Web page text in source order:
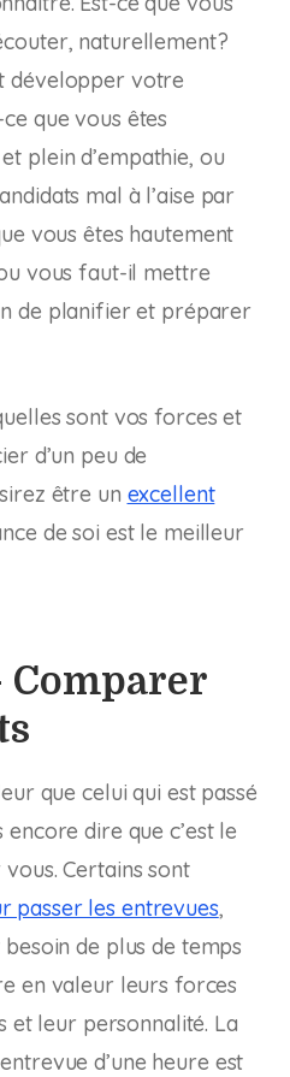
naturellement?
développer votre
que vous êtes
plein d’empathie, ou
mal à l’aise par
vous êtes hautement
vous faut-il mettre
de planifier et préparer
sont vos forces et
d’un peu de
être un excellent
de soi est le meilleur
que celui qui est passé
dire que c’est le
Certains sont
passer les entrevues,
de plus de temps
en valeur leurs forces
et leur personnalité. La
d’une heure est